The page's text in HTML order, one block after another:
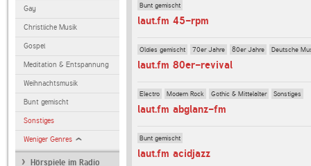
Gay
Christliche Musik
Gospel
Meditation & Entspannung
Weihnachtsmusik
Bunt gemischt
Sonstiges
Weniger Genres
Hörspiele im Radio
Bunt gemischt
laut.fm 45-rpm
Oldies gemischt 70er Jahre 80er Jahre Deutsche
laut.fm 80er-revival
Electro Modern Rock Gothic & Mittelalter Sonstiges
laut.fm abglanz-fm
Bunt gemischt
laut.fm acidjazz